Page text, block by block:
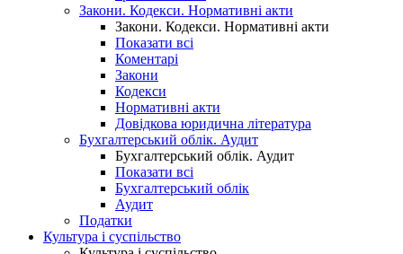
Закони. Кодекси. Нормативні акти
Закони. Кодекси. Нормативні акти
Показати всі
Коментарі
Закони
Кодекси
Нормативні акти
Довідкова юридична література
Бухгалтерський облік. Аудит
Бухгалтерський облік. Аудит
Показати всі
Бухгалтерський облік
Аудит
Податки
Культура і суспільство